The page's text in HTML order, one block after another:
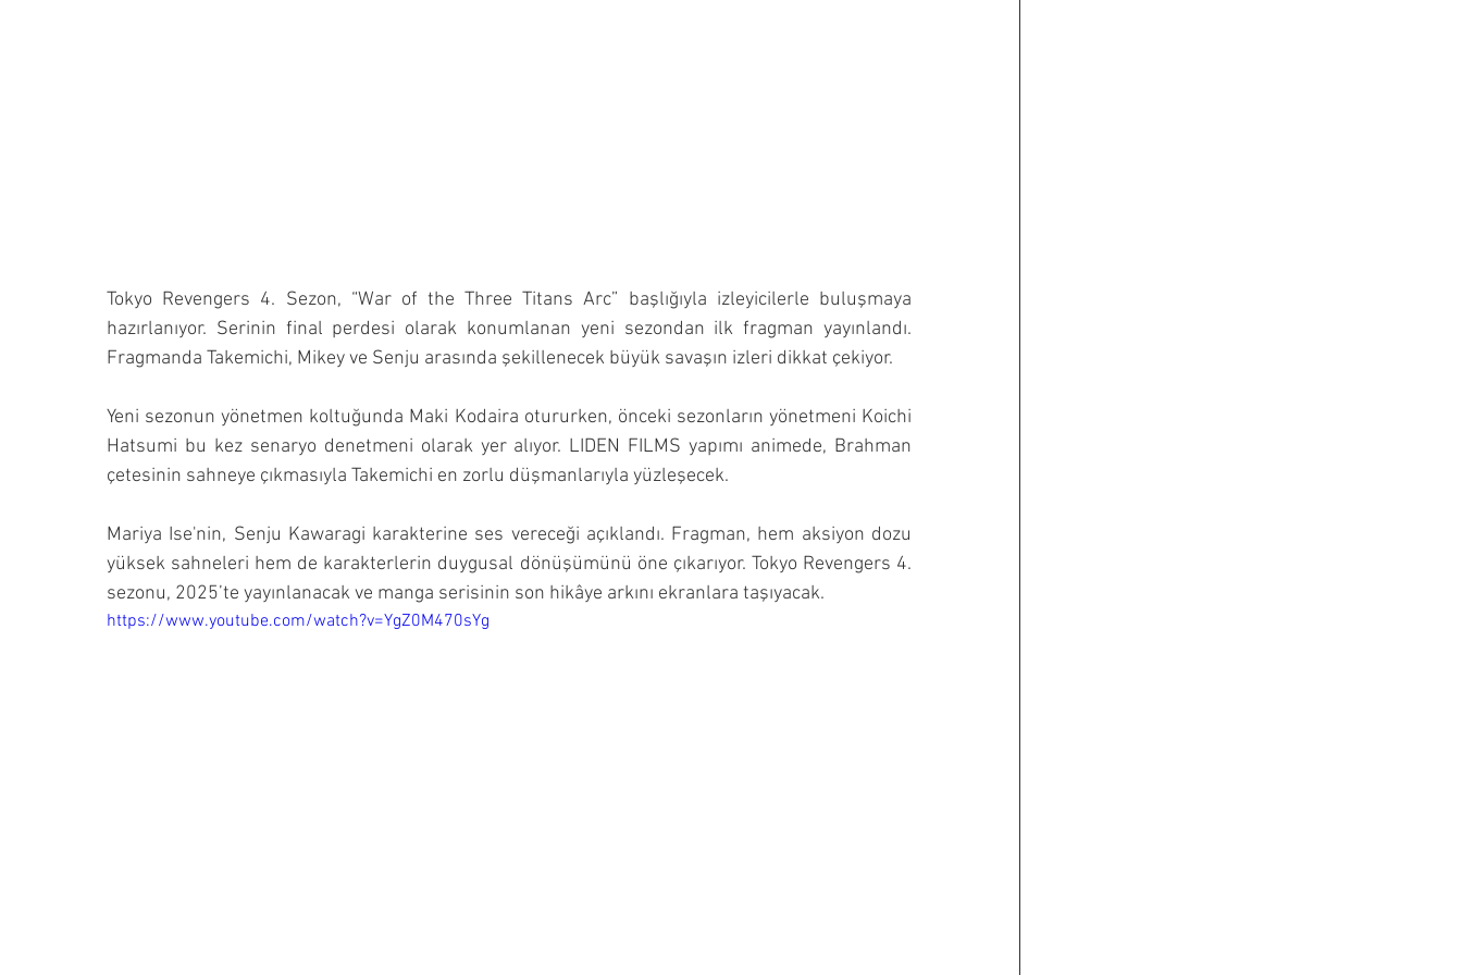
Tokyo Revengers 4. Sezon, “War of the Three Titans Arc” başlığıyla izleyicilerle buluşmaya
hazırlanıyor. Serinin final perdesi olarak konumlanan yeni sezondan ilk fragman yayınlandı.
Fragmanda Takemichi, Mikey ve Senju arasında şekillenecek büyük savaşın izleri dikkat çekiyor.
Yeni sezonun yönetmen koltuğunda Maki Kodaira otururken, önceki sezonların yönetmeni Koichi
Hatsumi bu kez senaryo denetmeni olarak yer alıyor. LIDEN FILMS yapımı animede, Brahman
çetesinin sahneye çıkmasıyla Takemichi en zorlu düşmanlarıyla yüzleşecek.
Mariya Ise'nin, Senju Kawaragi karakterine ses vereceği açıklandı. Fragman, hem aksiyon dozu
yüksek sahneleri hem de karakterlerin duygusal dönüşümünü öne çıkarıyor. Tokyo Revengers 4.
sezonu, 2025’te yayınlanacak ve manga serisinin son hikâye arkını ekranlara taşıyacak.
https://www.youtube.com/watch?v=YgZ0M470sYg